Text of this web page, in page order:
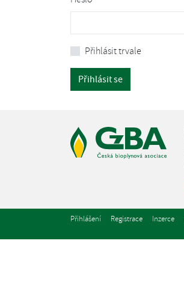
Přihlásit trvale
Přihlásit se
Přihlášení Registrace Inzerce